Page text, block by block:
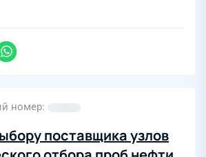
номер
поставщика узлов